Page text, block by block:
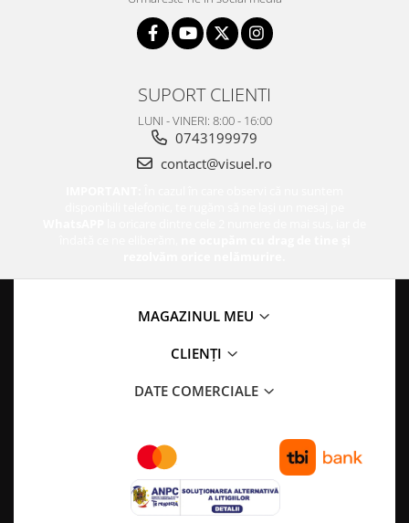
SUPORT CLIENTI
LUNI - VINERI: 8:00 - 16:00
0743199979
contact@visuel.ro
MAGAZINUL MEU
CLIENȚI
DATE COMERCIALE